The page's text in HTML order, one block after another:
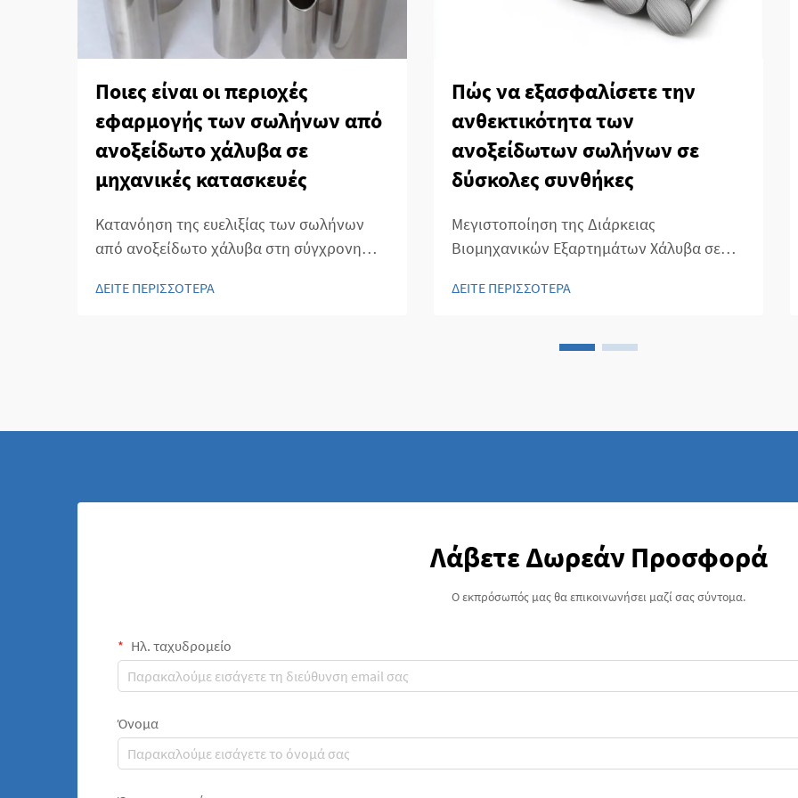
Ποιες είναι οι περιοχές
εφαρμογής των σωλήνων από
ανοξείδωτο χάλυβα σε
μηχανικές κατασκευές
Κατανόηση της ευελιξίας των σωλήνων
από ανοξείδωτο χάλυβα στη σύγχρονη
μηχανικής και της κατασκευής, οι σωλήνες
ΔΕΙΤΕ ΠΕΡΙΣΣΟΤΕΡΑ
Πώς να εξασφαλίσετε την
ανθεκτικότητα των
ανοξείδωτων σωλήνων σε
δύσκολες συνθήκες
Μεγιστοποίηση της Διάρκειας
Βιομηχανικών Εξαρτημάτων Χάλυβα σε
των σωληνώσεων χάλυβα σε απαιτητικές
και πιο σημαντική, καθώς οι βιομηχανίες
ΔΕΙΤΕ ΠΕΡΙΣΣΟΤΕΡΑ
Λάβετε Δωρεάν Προσφορά
Ο εκπρόσωπός μας θα επικοινωνήσει μαζί σας σύντομα.
Ηλ. ταχυδρομείο
Όνομα